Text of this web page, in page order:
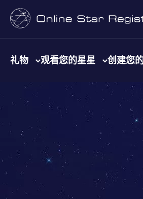
礼物 观看您的星星 创建您